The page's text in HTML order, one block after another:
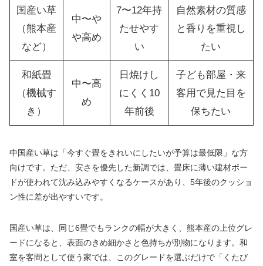
国産い草
（熊本産
など）
中〜や
や高め
7〜12年持
たせやす
い
自然素材の質感
と香りを重視し
たい
和紙畳
（機械す
き）
中〜高
め
日焼けし
にくく10
年前後
子ども部屋・来
客用で見た目を
保ちたい
中国産い草は「今すぐ畳をきれいにしたいが予算は最低限」な方
向けです。ただ、安さを優先した新調では、畳床に薄い建材ボー
ドが使われて沈み込みやすくなるケースがあり、5年後のクッショ
ン性に差が出やすいです。
国産い草は、同じ6畳でもランクの幅が大きく、熊本産の上位グレ
ードになると、表面のきめ細かさと色持ちが別物になります。和
室を客間として使う家では、このグレードを選ぶだけで「くたび